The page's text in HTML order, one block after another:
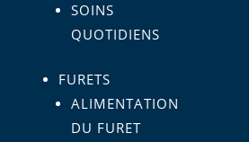
SOINS
QUOTIDIENS
FURETS
ALIMENTATION
DU FURET